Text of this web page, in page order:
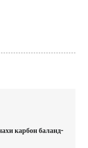
карбон баланд-